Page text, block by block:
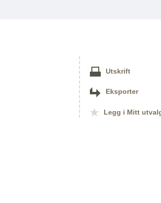
Utskrift
Eksporter
Legg i Mitt